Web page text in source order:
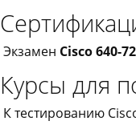
Экзамен Cisco 640-
Курсы для
К тестированию